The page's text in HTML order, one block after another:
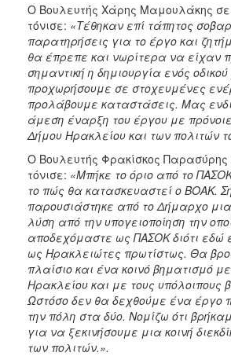
Ο Βουλευτής Χάρης Μαμουλάκης
τόνισε: «Τέθηκαν επί τάπητος
παρατηρήσεις για το έργο και
θα έπρεπε και νωρίτερα να είχαν
σημαντική η δημιουργία ενός
προχωρήσουμε σε στοχευμένες
προλάβουμε καταστάσεις. Μας
άμεση έναρξη του έργου με
Δήμου Ηρακλείου και των πολιτών
Ο Βουλευτής Φρακίσκος
τόνισε: «Μπήκε το όριο από το
το πώς θα κατασκευαστεί ο ΒΟΑΚ.
παρουσιάστηκε από το Δήμαρχο μια
λύση από την υπογειοποίηση την
αποδεχόμαστε ως ΠΑΣΟΚ διότι εδώ
ως Ηρακλειώτες πρωτίστως. Θα
πλαίσιο και ένα κοινό βηματισμό
Ηρακλείου και με τους υπόλοιπους
Ωστόσο δεν θα δεχθούμε ένα έργο
την πόλη στα δύο. Νομίζω ότι
για να ξεκινήσουμε μια κοινή
των πολιτών.».